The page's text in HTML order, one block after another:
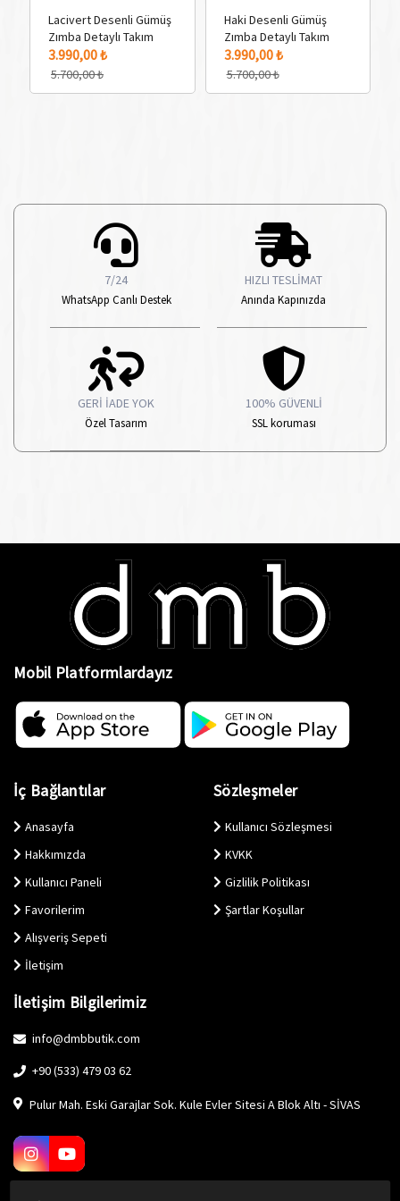
Lacivert Desenli Gümüş
Zımba Detaylı Takım
3.990,00 ₺
5.700,00 ₺
3 Adet Renk Seçeneği
Haki Desenli Gümüş
Zımba Detaylı Takım
3.990,00 ₺
5.700,00 ₺
7/24
WhatsApp Canlı Destek
HIZLI TESLİMAT
Anında Kapınızda
GERİ İADE YOK
Özel Tasarım
100% GÜVENLİ
SSL koruması
Mobil Platformlardayız
İç Bağlantılar
Anasayfa
Hakkımızda
Kullanıcı Paneli
Favorilerim
Alışveriş Sepeti
İletişim
Sözleşmeler
Kullanıcı Sözleşmesi
KVKK
Gizlilik Politikası
Şartlar Koşullar
İletişim Bilgilerimiz
info@dmbbutik.com
+90 (533) 479 03 62
Pulur Mah. Eski Garajlar Sok. Kule Evler Sitesi A Blok Altı - SİVAS